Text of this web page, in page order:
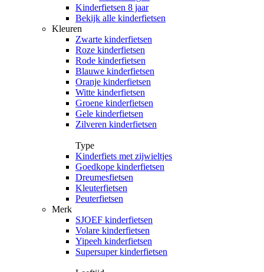
Kinderfietsen 8 jaar
Bekijk alle kinderfietsen
Kleuren
Zwarte kinderfietsen
Roze kinderfietsen
Rode kinderfietsen
Blauwe kinderfietsen
Oranje kinderfietsen
Witte kinderfietsen
Groene kinderfietsen
Gele kinderfietsen
Zilveren kinderfietsen
Type
Kinderfiets met zijwieltjes
Goedkope kinderfietsen
Dreumesfietsen
Kleuterfietsen
Peuterfietsen
Merk
SJOEF kinderfietsen
Volare kinderfietsen
Yipeeh kinderfietsen
Supersuper kinderfietsen